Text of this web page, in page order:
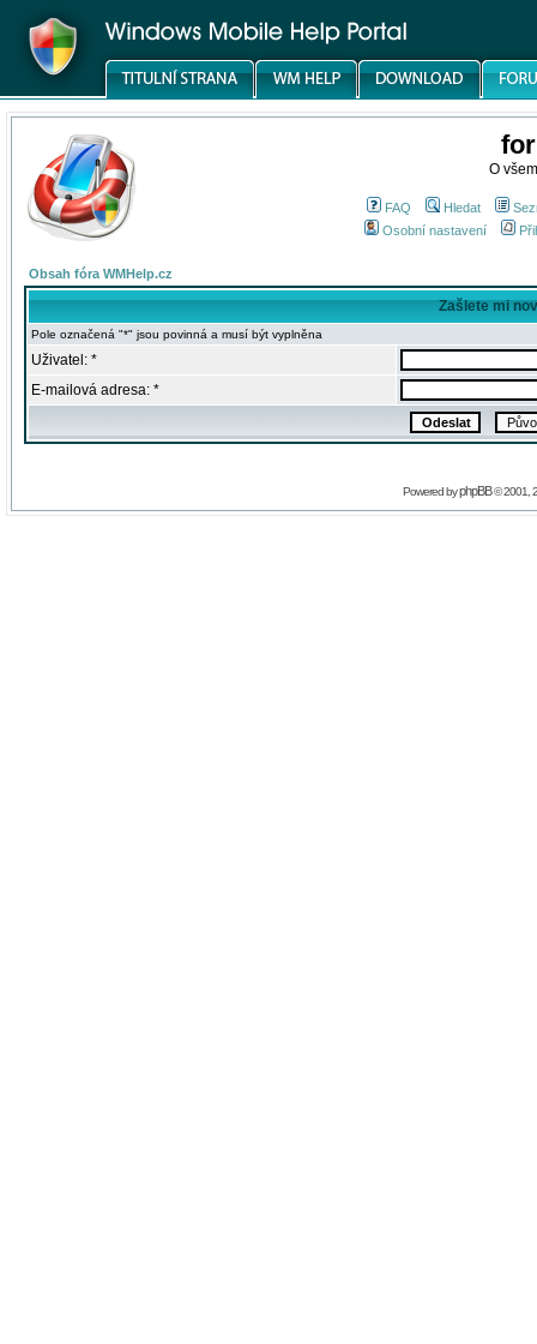
O
FAQ Hledat
Osobní nastavení
Obsah fóra WMHelp.cz
Zašlete mi
Pole označená "*" jsou povinná a musí být vyplněna
Uživatel: *
E-mailová adresa: *
Powered byphpBB© 2001,